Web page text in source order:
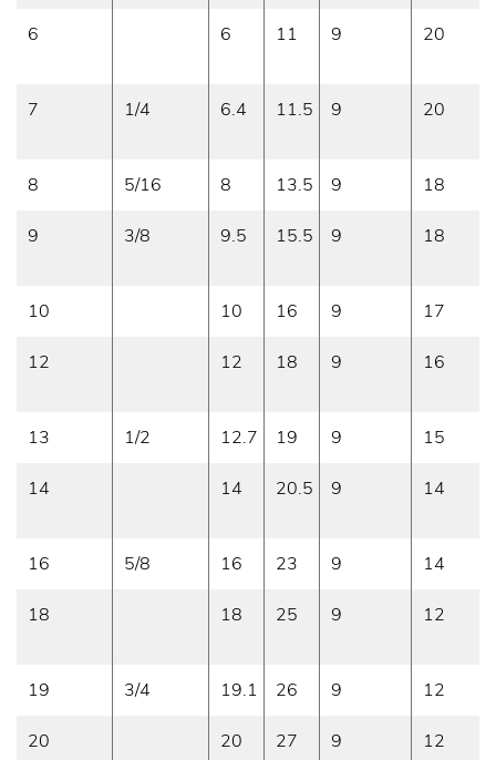
6 6 11 9 20
7 1/4 6.4 11.5 9 20
8 5/16 8 13.5 9 18
9 3/8 9.5 15.5 9 18
10 10 16 9 17
12 12 18 9 16
13 1/2 12.7 19 9 15
14 14 20.5 9 14
16 5/8 16 23 9 14
18 18 25 9 12
19 3/4 19.1 26 9 12
20 20 27 9 12